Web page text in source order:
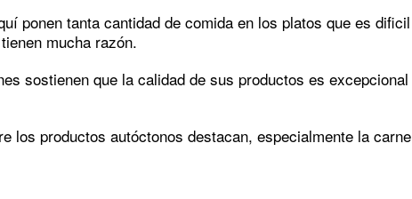
ponen tanta cantidad de comida en los platos que es dificil
mucha razón.
sostienen que la calidad de sus productos es excepcional
los productos autóctonos destacan, especialmente la carne